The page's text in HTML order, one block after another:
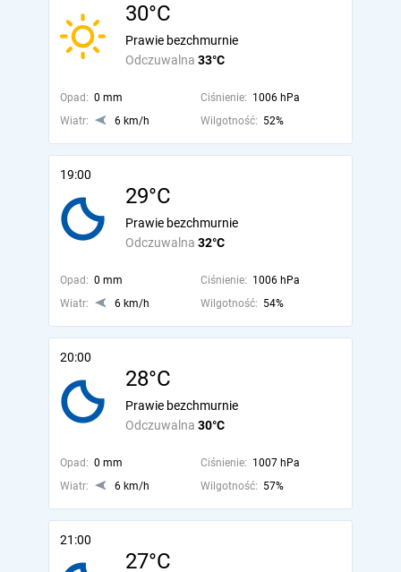
30°C
Odczuwalna 33°C
Prawie bezchmurnie
Opad: 0 mm Ciśnienie: 1006 hPa
Wiatr:
6 km/h Wilgotność: 52%
19:00
29°C
Odczuwalna 32°C
Prawie bezchmurnie
Opad: 0 mm Ciśnienie: 1006 hPa
Wiatr:
6 km/h Wilgotność: 54%
20:00
28°C
Odczuwalna 30°C
Prawie bezchmurnie
Opad: 0 mm Ciśnienie: 1007 hPa
Wiatr:
6 km/h Wilgotność: 57%
21:00
27°C